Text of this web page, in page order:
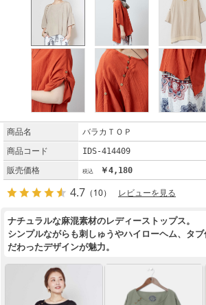
商品名
バラカＴＯＰ
商品コード
IDS-414409
販売価格
￥4,180
4.7 （10） レビューを見る
ナチュラルな麻混素材のレディーストップス。
シンプルながらも刺しゅうやハイローヘム、タ
だわったデザインが魅力。